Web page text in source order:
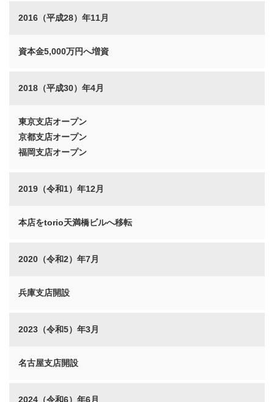
2016（平成28）年11月
資本金5,000万円へ増資
2018（平成30）年4月
東京支店オープン
京都支店オープン
福岡支店オープン
2019（令和1）年12月
本店をtorio天満橋ビルへ移転
2020（令和2）年7月
兵庫支店開設
2023（令和5）年3月
名古屋支店開設
2024（令和6）年6月